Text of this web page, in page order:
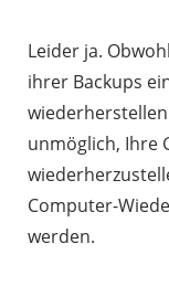
Leider ja.
ihrer Backups
unmöglich, Ihre
Computer-
werden.